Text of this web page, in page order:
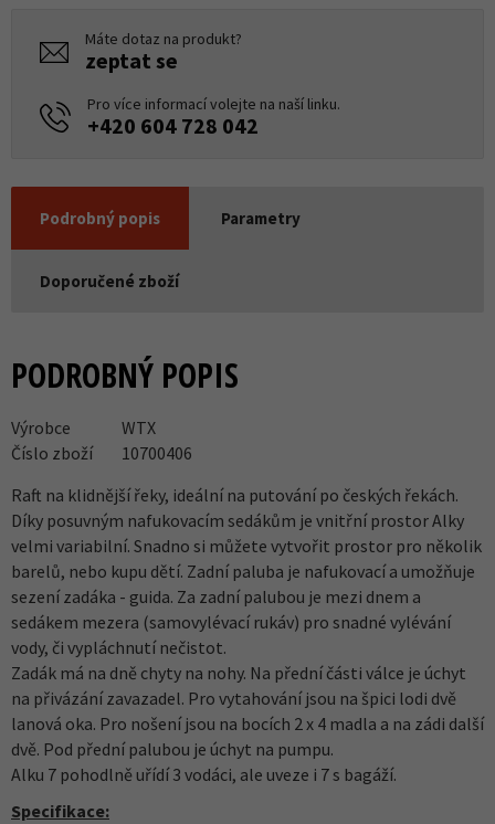
Máte dotaz na produkt?
zeptat se
Pro více informací volejte na naší linku.
+420 604 728 042
Podrobný popis Parametry
Doporučené zboží
PODROBNÝ POPIS
Výrobce
WTX
Číslo zboží
10700406
Raft na klidnější řeky, ideální na putování po českých řekách.
Díky posuvným nafukovacím sedákům je vnitřní prostor Alky
velmi variabilní. Snadno si můžete vytvořit prostor pro několik
barelů, nebo kupu dětí. Zadní paluba je nafukovací a umožňuje
sezení zadáka - guida. Za zadní palubou je mezi dnem a
sedákem mezera (samovylévací rukáv) pro snadné vylévání
vody, či vypláchnutí nečistot.
Zadák má na dně chyty na nohy. Na přední části válce je úchyt
na přivázání zavazadel. Pro vytahování jsou na špici lodi dvě
lanová oka. Pro nošení jsou na bocích 2 x 4 madla a na zádi další
dvě. Pod přední palubou je úchyt na pumpu.
Alku 7 pohodlně uřídí 3 vodáci, ale uveze i 7 s bagáží.
Specifikace: